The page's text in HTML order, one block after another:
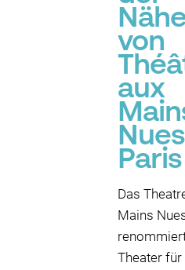
von
aux
Paris
Das
Mains
Theater für